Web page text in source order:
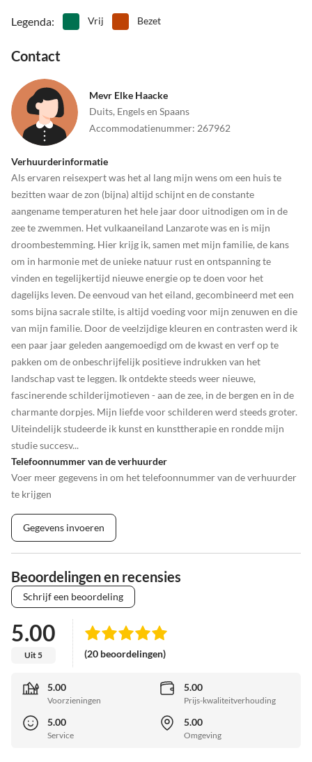
ideale uitvalsbasis voor talrijke aanbevolen sightseeingtours.
Legenda: Vrij Bezet
Contact
Mevr Elke Haacke
Duits, Engels en Spaans
Accommodatienummer: 267962
Verhuurderinformatie
Als ervaren reisexpert was het al lang mijn wens om een huis te
bezitten waar de zon (bijna) altijd schijnt en de constante
aangename temperaturen het hele jaar door uitnodigen om in de
zee te zwemmen. Het vulkaaneiland Lanzarote was en is mijn
droombestemming. Hier krijg ik, samen met mijn familie, de kans
om in harmonie met de unieke natuur rust en ontspanning te
vinden en tegelijkertijd nieuwe energie op te doen voor het
dagelijks leven. De eenvoud van het eiland, gecombineerd met een
soms bijna sacrale stilte, is altijd voeding voor mijn zenuwen en die
van mijn familie. Door de veelzijdige kleuren en contrasten werd ik
een paar jaar geleden aangemoedigd om de kwast en verf op te
pakken om de onbeschrijfelijk positieve indrukken van het
landschap vast te leggen. Ik ontdekte steeds weer nieuwe,
fascinerende schilderijmotieven - aan de zee, in de bergen en in de
charmante dorpjes. Mijn liefde voor schilderen werd steeds groter.
Uiteindelijk studeerde ik kunst en kunsttherapie en rondde mijn
studie succesv...
Telefoonnummer van de verhuurder
Voer meer gegevens in om het telefoonnummer van de verhuurder
te krijgen
Gegevens invoeren
Beoordelingen en recensies
Schrijf een beoordeling
5.00
Uit 5 (20 beoordelingen)
5.00
Voorzieningen
5.00
Prijs-kwaliteitverhouding
5.00
Service
5.00
Omgeving